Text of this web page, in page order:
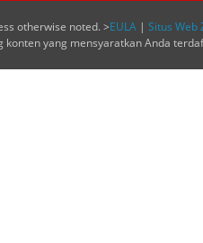
otherwise noted. >EULA | Situs Web
konten yang mensyaratkan Anda